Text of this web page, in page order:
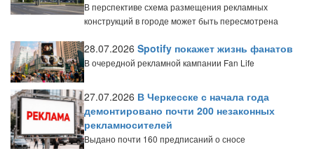
В перспективе схема размещения рекламных
конструкций в городе может быть пересмотрена
28.07.2026 Spotify покажет жизнь фанатов
В очередной рекламной кампании Fan Life
27.07.2026 В Черкесске с начала года
демонтировано почти 200 незаконных
рекламносителей
Выдано почти 160 предписаний о сносе